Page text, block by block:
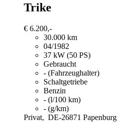
Trike
€ 6.200,-
30.000 km
04/1982
37 kW (50 PS)
Gebraucht
- (Fahrzeughalter)
Schaltgetriebe
Benzin
- (l/100 km)
- (g/km)
Privat, DE-26871 Papenburg